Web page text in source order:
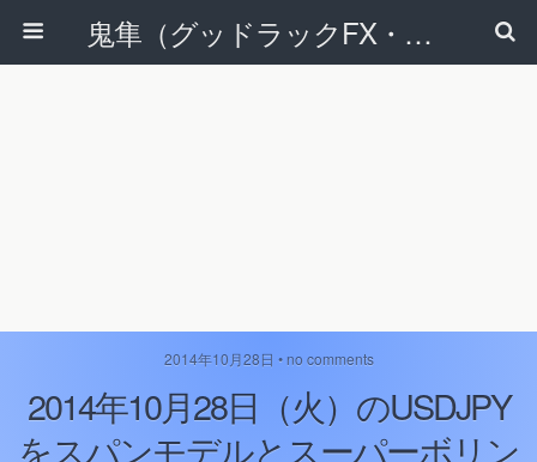
鬼隼（グッドラックFX・改）
2014年10月28日 • no comments
2014年10月28日（火）のUSDJPY
をスパンモデルとスーパーボリン